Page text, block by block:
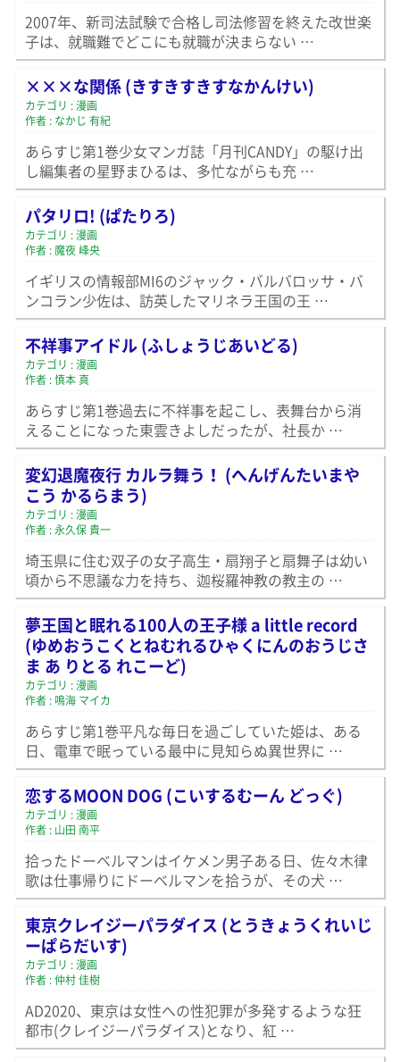
2007年、新司法試験で合格し司法修習を終えた改世楽
子は、就職難でどこにも就職が決まらない …
×××な関係 (きすきすきすなかんけい)
カテゴリ : 漫画
作者 : なかじ 有紀
あらすじ第1巻少女マンガ誌「月刊CANDY」の駆け出
し編集者の星野まひるは、多忙ながらも充 …
パタリロ! (ぱたりろ)
カテゴリ : 漫画
作者 : 魔夜 峰央
イギリスの情報部MI6のジャック・バルバロッサ・バ
ンコラン少佐は、訪英したマリネラ王国の王 …
不祥事アイドル (ふしょうじあいどる)
カテゴリ : 漫画
作者 : 慎本 真
あらすじ第1巻過去に不祥事を起こし、表舞台から消
えることになった東雲きよしだったが、社長か …
変幻退魔夜行 カルラ舞う！ (へんげんたいまや
こう かるらまう)
カテゴリ : 漫画
作者 : 永久保 貴一
埼玉県に住む双子の女子高生・扇翔子と扇舞子は幼い
頃から不思議な力を持ち、迦桜羅神教の教主の …
夢王国と眠れる100人の王子様 a little record
(ゆめおうこくとねむれるひゃくにんのおうじさ
ま あ りとる れこーど)
カテゴリ : 漫画
作者 : 鳴海 マイカ
あらすじ第1巻平凡な毎日を過ごしていた姫は、ある
日、電車で眠っている最中に見知らぬ異世界に …
恋するMOON DOG (こいするむーん どっぐ)
カテゴリ : 漫画
作者 : 山田 南平
拾ったドーベルマンはイケメン男子ある日、佐々木律
歌は仕事帰りにドーベルマンを拾うが、その犬 …
東京クレイジーパラダイス (とうきょうくれいじ
ーぱらだいす)
カテゴリ : 漫画
作者 : 仲村 佳樹
AD2020、東京は女性への性犯罪が多発するような狂
都市(クレイジーパラダイス)となり、紅 …